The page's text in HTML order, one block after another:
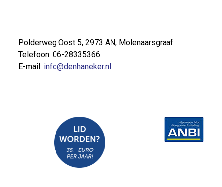
Polderweg Oost 5, 2973 AN, Molenaarsgraaf
Telefoon: 06-28335366
E-mail: info@denhaneker.nl